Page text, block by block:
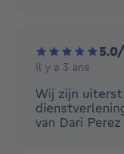
Il y a 3 ans
Wij zijn
van Dari Perez